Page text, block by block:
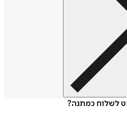
לשלוח כמתנה?